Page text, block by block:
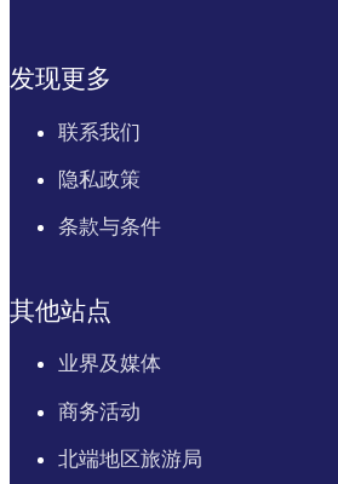
发现更多
联系我们
隐私政策
条款与条件
其他站点
业界及媒体
商务活动
北端地区旅游局